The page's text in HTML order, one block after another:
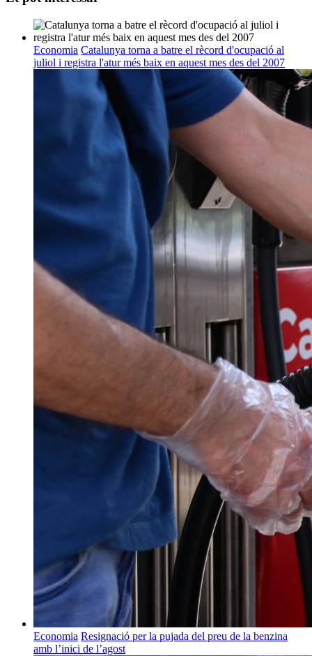
Economia Catalunya torna a batre el rècord d'ocupació al
juliol i registra l'atur més baix en aquest mes des del 2007
Economia Resignació per la pujada del preu de la benzina
amb l’inici de l’agost